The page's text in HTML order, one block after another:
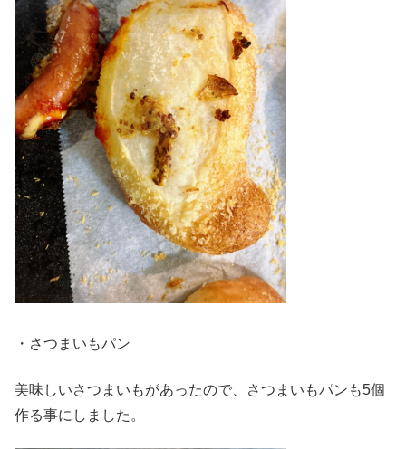
・さつまいもパン
美味しいさつまいもがあったので、さつまいもパンも5個
作る事にしました。